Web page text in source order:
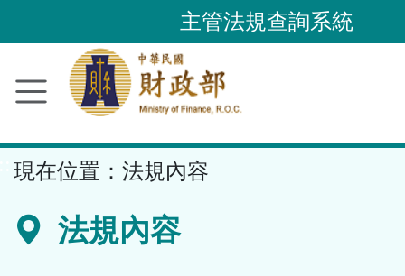
到
要
容
區
主管法規查詢系統
現在位置： 法規內容
法規內容